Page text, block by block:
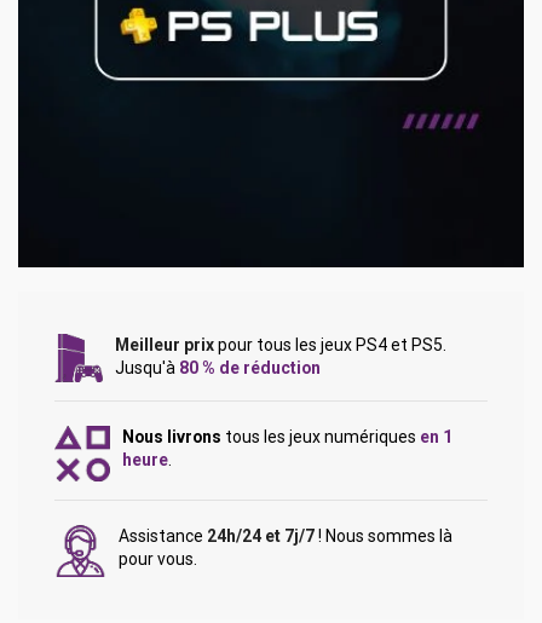
Meilleur prixpour tous les jeux PS4 et PS5.
Jusqu'à 80 % de réduction
Nous livrons tous les jeux numériques en 1
heure.
Assistance 24h/24 et 7j/7! Nous sommes là
pour vous.